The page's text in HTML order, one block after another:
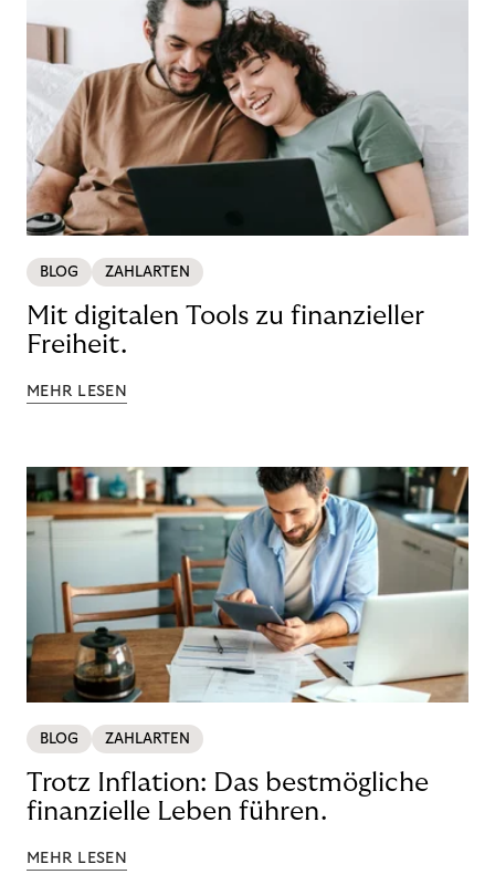
BLOG ZAHLARTEN
Mit digitalen Tools zu finanzieller
Freiheit.
MEHR LESEN
BLOG ZAHLARTEN
Trotz Inflation: Das bestmögliche
finanzielle Leben führen.
MEHR LESEN